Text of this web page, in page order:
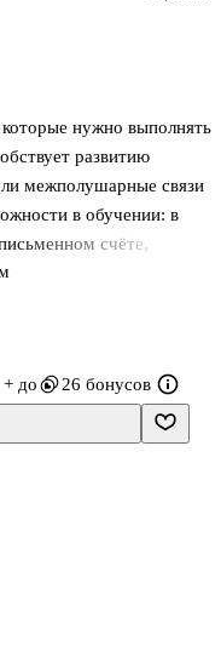
нужно выполнять
развитию
межполушарные связи
в обучении: в
счёте,
Комплект состоит из
+ до 26 бонусов